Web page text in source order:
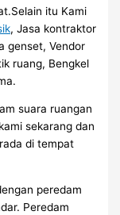
itu Kami
, Jasa kontraktor
genset, Vendor
ruang, Bengkel
suara ruangan
sekarang dan
di tempat
peredam
Peredam